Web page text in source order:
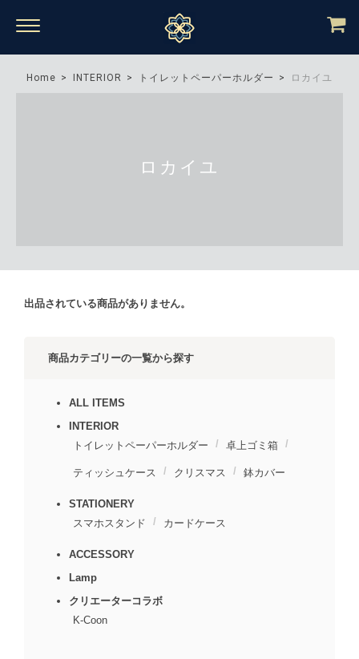
Home INTERIOR トイレットペーパーホルダー ロカイユ
ロカイユ
出品されている商品がありません。
商品カテゴリーの一覧から探す
ALL ITEMS
INTERIOR
トイレットペーパーホルダー
卓上ゴミ箱
ティッシュケース クリスマス 鉢カバー
STATIONERY
スマホスタンド
カードケース
ACCESSORY
Lamp
クリエーターコラボ
K-Coon